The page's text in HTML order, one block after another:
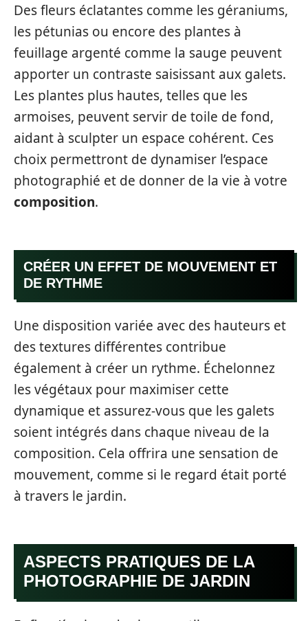
Des fleurs éclatantes comme les géraniums,
les pétunias ou encore des plantes à
feuillage argenté comme la sauge peuvent
apporter un contraste saisissant aux galets.
Les plantes plus hautes, telles que les
armoises, peuvent servir de toile de fond,
aidant à sculpter un espace cohérent. Ces
choix permettront de dynamiser l’espace
photographié et de donner de la vie à votre
composition.
CRÉER UN EFFET DE MOUVEMENT ET
DE RYTHME
Une disposition variée avec des hauteurs et
des textures différentes contribue
également à créer un rythme. Échelonnez
les végétaux pour maximiser cette
dynamique et assurez-vous que les galets
soient intégrés dans chaque niveau de la
composition. Cela offrira une sensation de
mouvement, comme si le regard était porté
à travers le jardin.
ASPECTS PRATIQUES DE LA
PHOTOGRAPHIE DE JARDIN